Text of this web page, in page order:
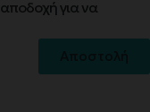
για να